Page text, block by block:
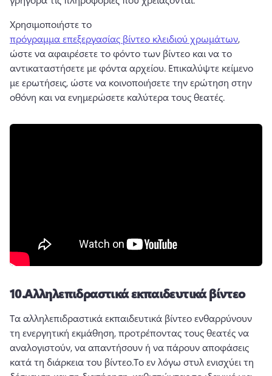
Χρησιμοποιήστε το
πρόγραμμα επεξεργασίας βίντεο κλειδιού χρωμάτων,
ώστε να αφαιρέσετε το φόντο των βίντεο και να το
αντικαταστήσετε με φόντα αρχείου. Επικαλύψτε κείμενο
με ερωτήσεις, ώστε να κοινοποιήσετε την ερώτηση στην
οθόνη και να ενημερώσετε καλύτερα τους θεατές.
10.Αλληλεπιδραστικά εκπαιδευτικά βίντεο
Τα αλληλεπιδραστικά εκπαιδευτικά βίντεο ενθαρρύνουν
τη ενεργητική εκμάθηση, προτρέποντας τους θεατές να
αναλογιστούν, να απαντήσουν ή να πάρουν αποφάσεις
κατά τη διάρκεια του βίντεο.Το εν λόγω στυλ ενισχύει τη